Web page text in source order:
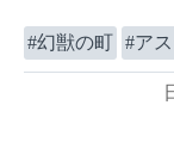
幻獣の町 ア